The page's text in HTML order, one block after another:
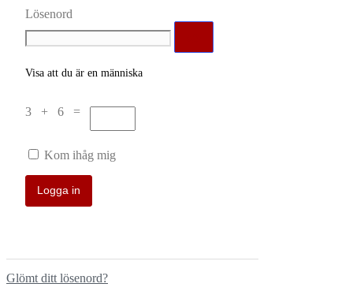
Lösenord
Visa att du är en människa
3 + 6 =
Kom ihåg mig
Glömt ditt lösenord?